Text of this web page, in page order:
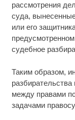
рассмотрения
суда,
или его
судебное
Таким образом,
между правами
задачами